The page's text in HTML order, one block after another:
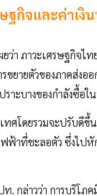
ฐกิจและค่าเงิ
ว่า ภาวะเศรษฐกิจ
ายตัวของภาคส่งอ
าะบางของกำลังซื้อใ
ทศโดยรวมจะปรับดี
ฟฟ้าที่ชะลอตัว ซึ่งไป
ท. กล่าวว่า การบริโ